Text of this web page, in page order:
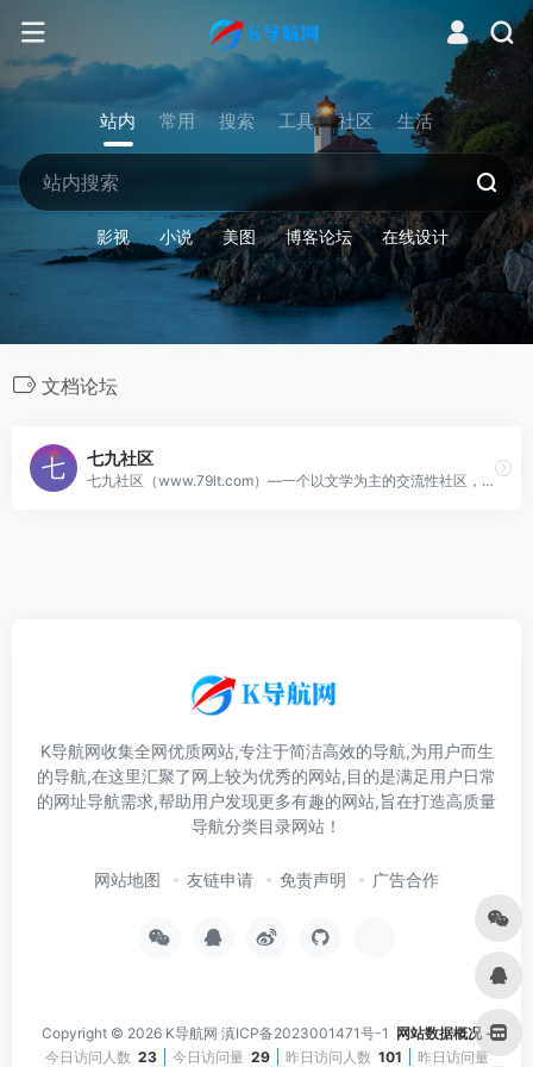
站内 常用 搜索 工具 社区 生活
影视 小说 美图 博客论坛 在线设计
文档论坛
七九社区
七九社区（www.79lt.com）—一个以文学为主的交流性社区，站内收集着海量模板、视频、图片、源码、域名、文学，七九社区是以博客为基础的文学交流论坛，社区内
K导航网收集全网优质网站,专注于简洁高效的导航,为用户而生
的导航,在这里汇聚了网上较为优秀的网站,目的是满足用户日常
的网址导航需求,帮助用户发现更多有趣的网站,旨在打造高质量
导航分类目录网站！
网站地图 友链申请 免责声明 广告合作
Copyright © 2026 K导航网 滇ICP备2023001471号-1 网站数据概况 -
今日访问人数 23 今日访问量 29 昨日访问人数 101 昨日访问量